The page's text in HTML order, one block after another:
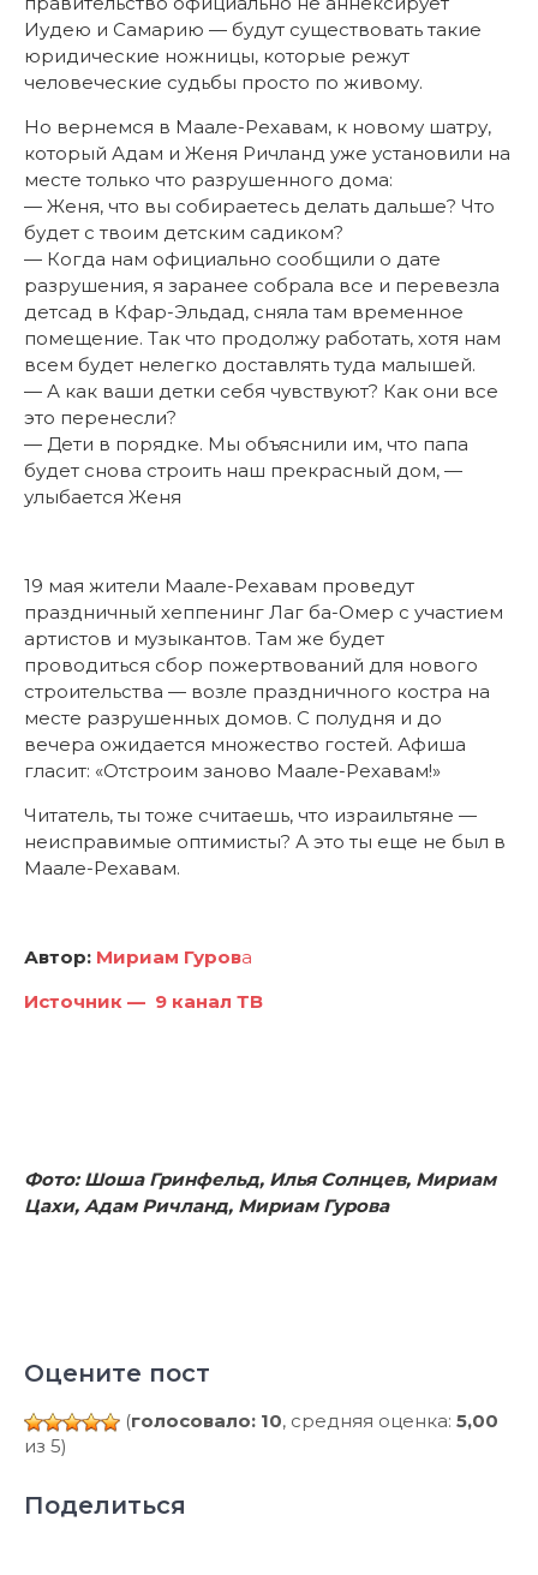
Иудею и Самарию — будут существовать такие
юридические ножницы, которые режут
человеческие судьбы просто по живому.
Но вернемся в Маале-Рехавам, к новому шатру,
который Адам и Женя Ричланд уже установили на
месте только что разрушенного дома:
— Женя, что вы собираетесь делать дальше? Что
будет с твоим детским садиком?
— Когда нам официально сообщили о дате
разрушения, я заранее собрала все и перевезла
детсад в Кфар-Эльдад, сняла там временное
помещение. Так что продолжу работать, хотя нам
всем будет нелегко доставлять туда малышей.
— А как ваши детки себя чувствуют? Как они все
это перенесли?
— Дети в порядке. Мы объяснили им, что папа
будет снова строить наш прекрасный дом, —
улыбается Женя
19 мая жители Маале-Рехавам проведут
праздничный хеппенинг Лаг ба-Омер с участием
артистов и музыкантов. Там же будет
проводиться сбор пожертвований для нового
строительства — возле праздничного костра на
месте разрушенных домов. С полудня и до
вечера ожидается множество гостей. Афиша
гласит: «Отстроим заново Маале-Рехавам!»
Читатель, ты тоже считаешь, что израильтяне —
неисправимые оптимисты? А это ты еще не был в
Маале-Рехавам.
Автор: Мириам Гурова
Источник — 9 канал ТВ
Фото: Шоша Гринфельд, Илья Солнцев, Мириам
Цахи, Адам Ричланд, Мириам Гурова
Оцените пост
(голосовало: 10, средняя оценка: 5,00
из 5)
Поделиться